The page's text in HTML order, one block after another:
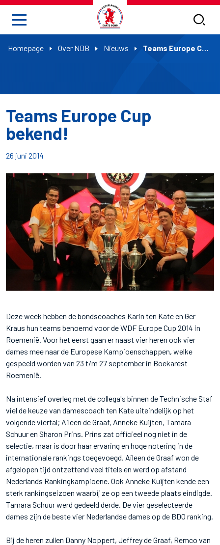
Homepage Over NDB Nieuws Teams Europe Cup bekend!
Teams Europe Cup
bekend!
26 juni 2014
Deze week hebben de bondscoaches Karin ten Kate en Ger
Kraus hun teams benoemd voor de WDF Europe Cup 2014 in
Roemenië. Voor het eerst gaan er naast vier heren ook vier
dames mee naar de Europese Kampioenschappen, welke
gespeeld worden van 23 t/m 27 september in Boekarest
Roemenië.
Na intensief overleg met de collega's binnen de Technische Staf
viel de keuze van damescoach ten Kate uiteindelijk op het
volgende viertal; Aileen de Graaf, Anneke Kuijten, Tamara
Schuur en Sharon Prins. Prins zat officieel nog niet in de
selectie, maar is door haar ervaring en hoge notering in de
internationale rankings toegevoegd. Aileen de Graaf won de
afgelopen tijd ontzettend veel titels en werd op afstand
Nederlands Rankingkampioene. Ook Anneke Kuijten kende een
sterk rankingseizoen waarbij ze op een tweede plaats eindigde.
Tamara Schuur werd gedeeld derde. De vier geselecteerde
dames zijn de beste vier Nederlandse dames op de BDO ranking.
Bij de heren zullen Danny Noppert, Jeffrey de Graaf, Remco van